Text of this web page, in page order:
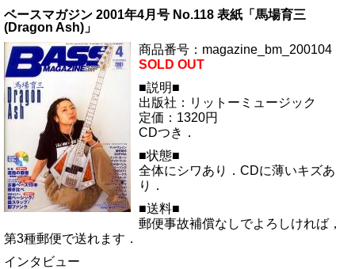
ベースマガジン 2001年4月号 No.118 表紙「馬場育三
(Dragon Ash)」
商品番号：magazine_bm_200104
SOLD OUT
■説明■
出版社：リットーミュージック
定価：1320円
CDつき．
■状態■
全体にシワあり．CDに薄いキズあ
り．
■送料■
郵便事故補償なしでよろしければ，
第3種郵便で送れます．
インタビュー